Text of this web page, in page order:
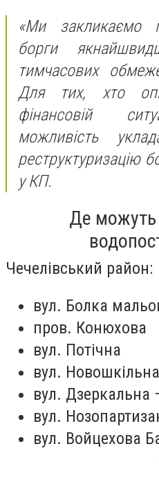
«Ми закликаємо
борги
тимчасових
Для тих, хто
фінансовій
можливість
реструктуризацію
у КП.
Де
Чечелівський район:
вул. Болка
пров. Конюхова
вул. Потічна
вул.
вул. Дзеркальна
вул.
вул. Войцехова